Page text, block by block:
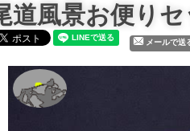
道風景お便り
メールで送